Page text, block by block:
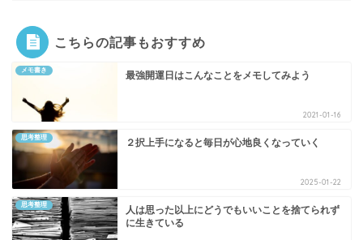
こちらの記事もおすすめ
メモ書き 最強開運日はこんなことをメモしてみよう
2021-01-16
思考整理 ２択上手になると毎日が心地良くなっていく
2025-01-22
思考整理
人は思った以上にどうでもいいことを捨てられず
に生きている